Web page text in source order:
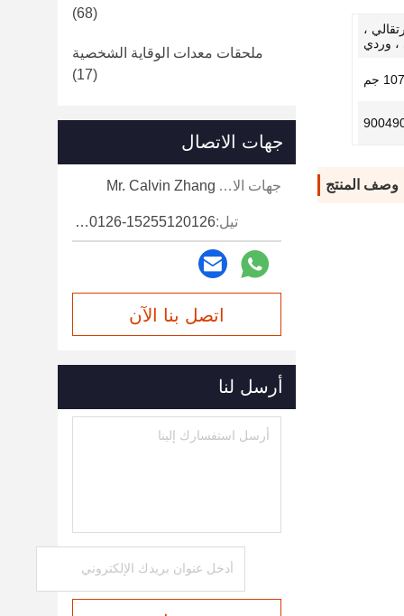
،
وردي
107 جم
وصف المنتج
(68)
ملحقات معدات الوقاية الشخصية
(17)
جهات الاتصال
جهات الاتصال: Mr. Calvin Zhang
تيل: 15255120126-15255120126
اتصل بنا الآن
أرسل لنا